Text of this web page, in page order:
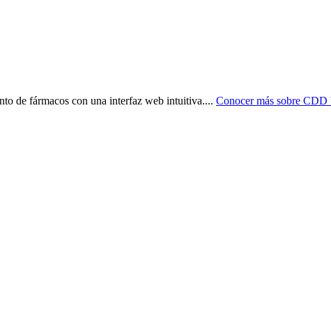
de fármacos con una interfaz web intuitiva.... Conocer más sobre CDD